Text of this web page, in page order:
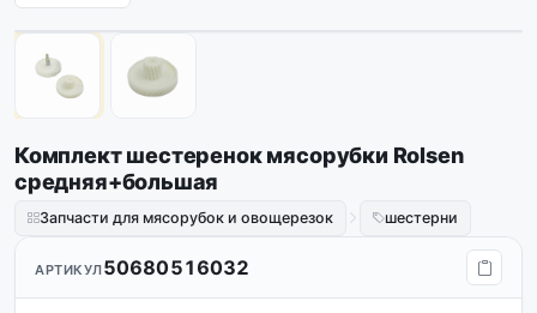
Комплект шестеренок мясорубки Rolsen
средняя+большая
Запчасти для мясорубок и овощерезок шестерни
АРТИКУЛ50680516032